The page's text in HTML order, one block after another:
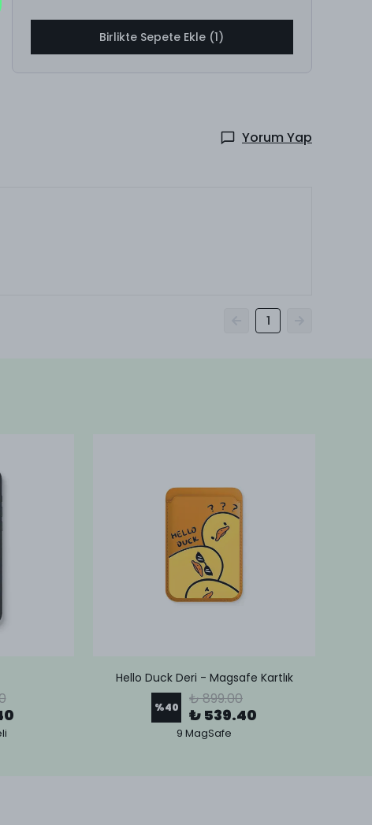
Birlikte Sepete Ekle (1)
Yorum Yap
1
Hello Duck Deri - Magsafe Kartlık
%40 ₺ 899.00
₺ 539.40
9 MagSafe